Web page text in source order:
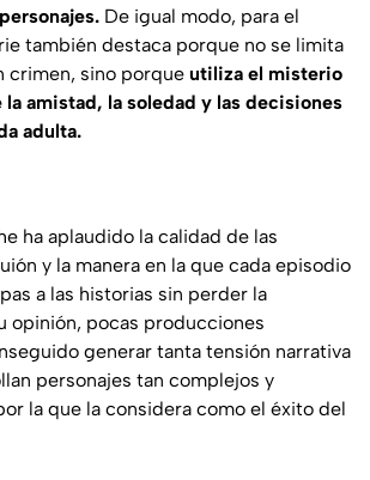
De igual modo, para el
también destaca porque no se limita
crimen, sino porque utiliza el misterio
la amistad, la soledad y las decisiones
adulta.
ha aplaudido la calidad de las
y la manera en la que cada episodio
a las historias sin perder la
opinión, pocas producciones
generar tanta tensión narrativa
personajes tan complejos y
la que la considera como el éxito del